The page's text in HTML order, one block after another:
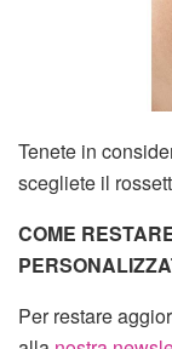
Tenete in
scegliete il
COME
Per restare